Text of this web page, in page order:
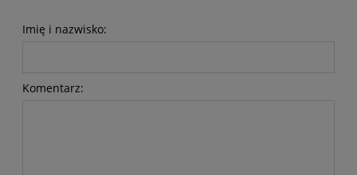
Imię i nazwisko:
Komentarz: